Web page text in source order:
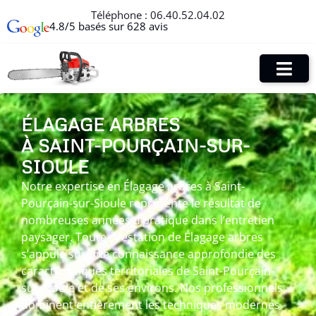
Téléphone : 06.40.52.04.02
4.8/5 basés sur 628 avis
ÉLAGAGE ARBRES
À SAINT-POURÇAIN-SUR-
SIOULE
Notre expertise en Élagage arbres à Saint-
Pourçain-sur-Sioule représente le résultat de
nombreuses années d’pratique dans l’entretien
paysager. Toute prestation de Élagage arbres
s’appuie sur une connaissance approfondie des
caractéristiques territoriales de Saint-Pourçain-
sur-Sioule et de ses environs. Nos professionnels
dominent entièrement les techniques modernes